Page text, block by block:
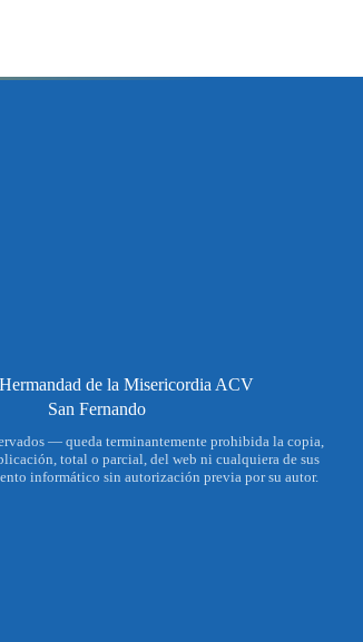
de la Misericordia ACV
San Fernando
— queda terminantemente prohibida la copia,
total o parcial, del web ni cualquiera de sus
informático sin autorización previa por su autor.